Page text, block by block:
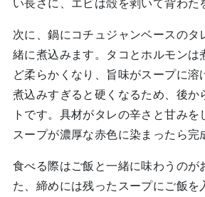
次に、鍋にコチュジャンベースのタ
緒に煮込みます。タコとホルモンは
ど柔らかくなり、旨味がスープに溶
煮込みすぎると硬くなるため、後か
トです。具材がタレの辛さと甘みを
スープが濃厚な赤色に染まったら完
食べる際はご飯と一緒に味わうのが
た、締めには残ったスープにご飯を